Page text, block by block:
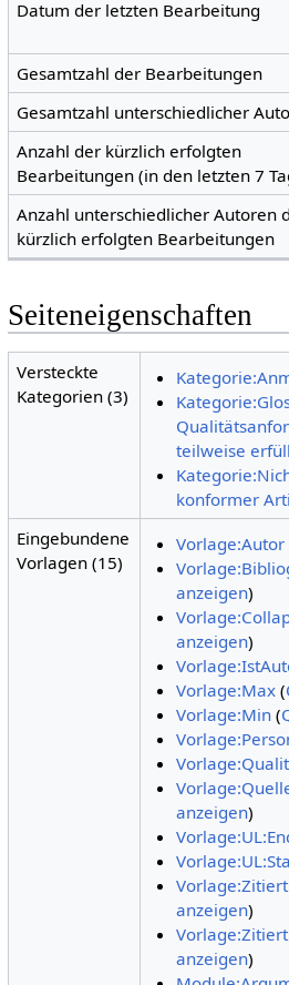
Datum der letzten Bearbeitung
Gesamtzahl der Bearbeitungen
Gesamtzahl unterschiedlicher
Anzahl der kürzlich erfolgten
Bearbeitungen (in den letzten 7
Anzahl unterschiedlicher Autoren
kürzlich erfolgten Bearbeitungen
Seiteneigenschaften
Versteckte
Kategorien (3)
teilweise
konformer
Eingebundene
Vorlagen (15)
Vorlage:Autor
anzeigen)
anzeigen)
Vorlage:Max(
Vorlage:Min(
anzeigen)
anzeigen)
anzeigen)